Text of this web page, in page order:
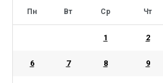
Пн Вт Ср Чт
1 2
6 7 8 9